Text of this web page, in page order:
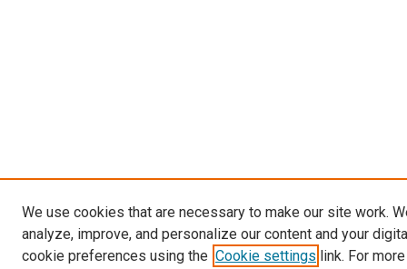
We use cookies that are necessary to make our site work.
analyze, improve, and personalize our content and your
cookie preferences using the Cookie settings link. For